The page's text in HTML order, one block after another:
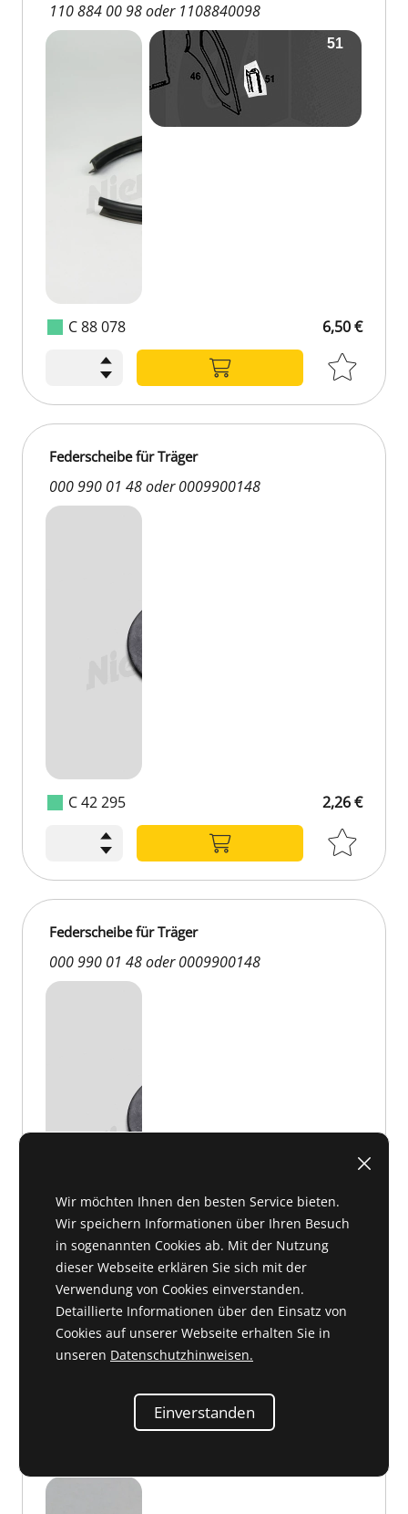
C 88 078
110 884 00 98 oder 1108840098
6,50 €
C 42 295
Federscheibe für Träger
000 990 01 48 oder 0009900148
2,26 €
C 42 295
Federscheibe für Träger
000 990 01 48 oder 0009900148
Blechschraube / Befestigung Schutzblech 5,5x16
Wir möchten Ihnen den besten Service bieten.
Wir speichern Informationen über Ihren Besuch
in sogenannten Cookies ab. Mit der Nutzung
dieser Webseite erklären Sie sich mit der
Verwendung von Cookies einverstanden.
Detaillierte Informationen über den Einsatz von
Cookies auf unserer Webseite erhalten Sie in
unseren Datenschutzhinweisen.
Einverstanden